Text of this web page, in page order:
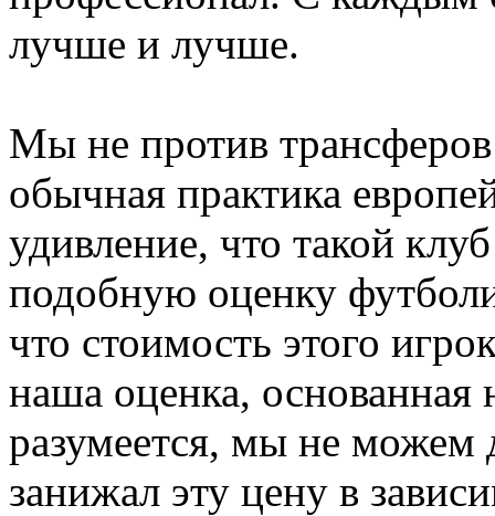
лучше и лучше.
Мы не против
обычная практика
удивление, что такой
подобную оценку
что стоимость этого
наша оценка, основанная
разумеется, мы не можем
занижал эту цену в